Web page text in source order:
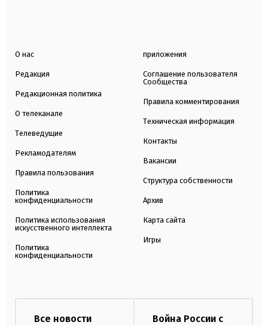
О нас
Редакция
Редакционная политика
О телеканале
Телеведущие
Рекламодателям
Правила пользования
Политика
конфиденциальности
Политика использования
искусственного интеллекта
Политика
конфиденциальности
приложения
Соглашение пользователя
Сообщества
Правила комментирования
Техническая информация
Контакты
Вакансии
Структура собственности
Архив
Карта сайта
Игры
Все новости
Война России с